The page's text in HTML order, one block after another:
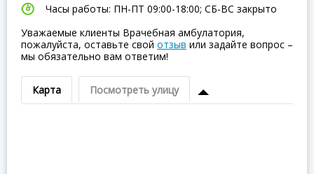
Часы работы: ПН-ПТ 09:00-18:00; СБ-ВC закрыто
Уважаемые клиенты Врачебная амбулатория,
пожалуйста, оставьте свой отзыв или задайте вопрос –
мы обязательно вам ответим!
Карта Посмотреть улицу